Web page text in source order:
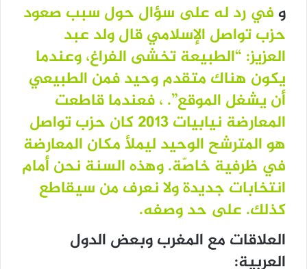
وفي رد له على سؤال حول سبب صعود
حزب تواصل الإسلامي قال ولد عبد
العزيز: “الطبيعة تخشى الفراغ، وعندما
يكون هناك متقدم وحيد فمن الطبيعي
أن يشغل الموقع”. ، فعندما قاطعت
المعارضة نيابيات 2013 كان حزب تواصل
هو المترشح الوحيد ليملأ مكان المعارضة
في ظرفية خاصّة. وهذه السنة نحن أمام
انتخابات جديدة ولا نعرف من سيقاطع
كذلك. على حد وصفه.
العلاقات مع المغرب وبعض الدول
العربية: